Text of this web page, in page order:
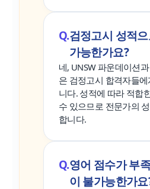
검정고시 성적
가능한가요?
네, UNSW 파운데이션
은 검정고시 합격자들
니다. 성적에 따라 적합
수 있으므로 전문가의
합니다.
영어 점수가 부
이 불가능한가요